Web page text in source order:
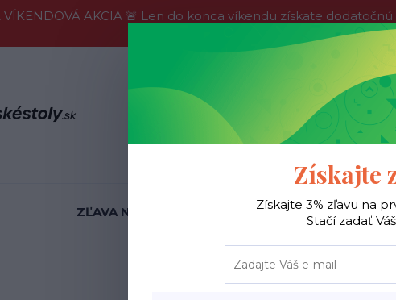
AKCIA 🚨 Len do konca víkendu získate
do nedele, tak neváhajte a
Hľadať
ZĽAVA NA SKLADE ! Jedálenské stoly
Získajte
Získajte 3% zľavu na
Stačí zadať